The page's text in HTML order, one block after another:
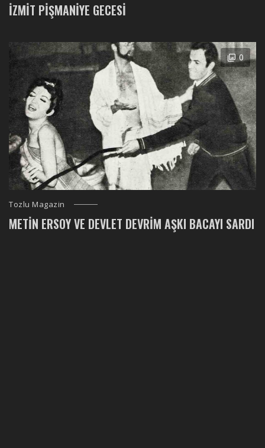
İZMIT PIŞMANIYE GECESI
0
Tozlu Magazin
METIN ERSOY VE DEVLET DEVRIM AŞKI BACAYI SARDI